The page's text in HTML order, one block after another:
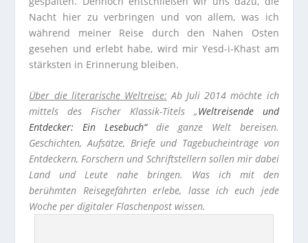
Nacht hier zu verbringen und von allem, was ich
während meiner Reise durch den Nahen Osten
gesehen und erlebt habe, wird mir Yesd-i-Khast am
stärksten in Erinnerung bleiben.
Über die literarische Weltreise: Ab Juli 2014 möchte ich
mittels des Fischer Klassik-Titels „Weltreisende und
Entdecker: Ein Lesebuch“die ganze Welt bereisen.
Geschichten, Aufsätze, Briefe und Tagebucheinträge von
Entdeckern, Forschern und Schriftstellern sollen mir dabei
Land und Leute nahe bringen. Was ich mit den
berühmten Reisegefährten erlebe, lasse ich euch jede
Woche per digitaler Flaschenpost wissen.